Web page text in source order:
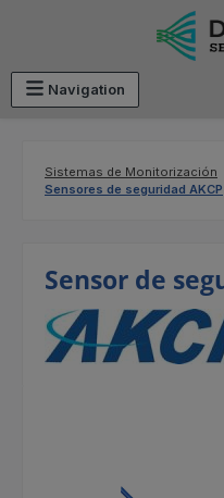
Saltar al contenido principal
Navigation
Sistemas de Monitorización
Sensores de seguridad AKCP
Sensor de